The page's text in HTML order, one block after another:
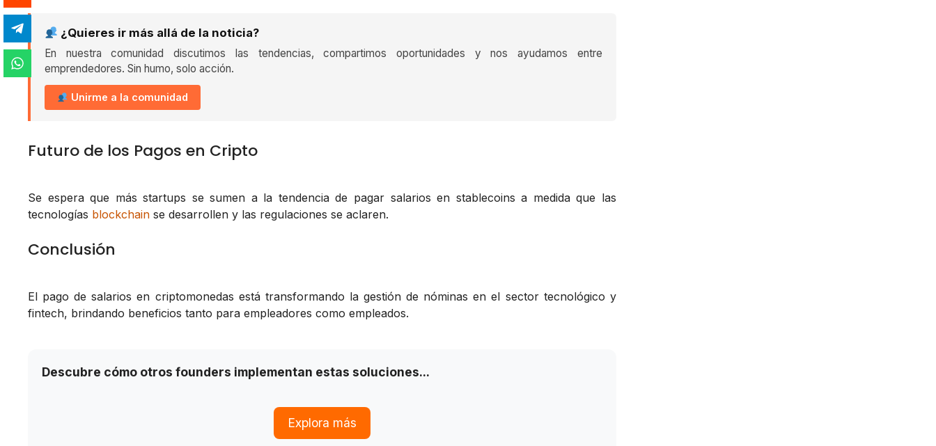
¿Quieres ir más allá de la noticia?
En nuestra comunidad discutimos las tendencias, compartimos oportunidades y nos ayudamos entre
emprendedores. Sin humo, solo acción.
Unirme a la comunidad
Futuro de los Pagos en Cripto
Se espera que más startups se sumen a la tendencia de pagar salarios en stablecoins a medida que las
tecnologías blockchain se desarrollen y las regulaciones se aclaren.
Conclusión
El pago de salarios en criptomonedas está transformando la gestión de nóminas en el sector tecnológico y
fintech, brindando beneficios tanto para empleadores como empleados.
Descubre cómo otros founders implementan estas soluciones...
Explora más